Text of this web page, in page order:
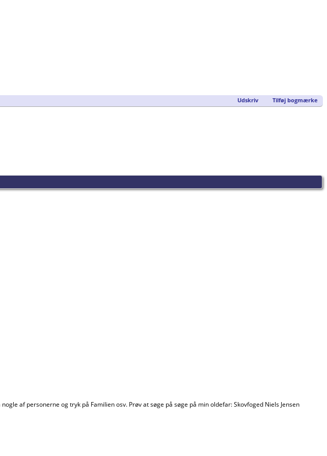
Udskriv Tilføj bogmærke
af personerne og tryk på Familien osv. Prøv at søge på søge på min oldefar: Skovfoged Niels Jensen